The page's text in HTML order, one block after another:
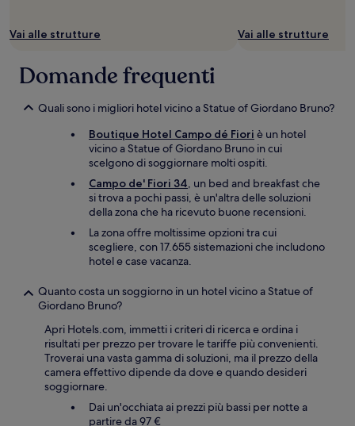
Vai alle strutture Vai alle strutture
Domande frequenti
Quali sono i migliori hotel vicino a Statue of Giordano Bruno?
Boutique Hotel Campo dé Fiori è un hotel
vicino a Statue of Giordano Bruno in cui
scelgono di soggiornare molti ospiti.
Campo de' Fiori 34, un bed and breakfast che
si trova a pochi passi, è un'altra delle soluzioni
della zona che ha ricevuto buone recensioni.
La zona offre moltissime opzioni tra cui
scegliere, con 17.655 sistemazioni che includono
hotel e case vacanza.
Quanto costa un soggiorno in un hotel vicino a Statue of
Giordano Bruno?
Apri Hotels.com, immetti i criteri di ricerca e ordina i
risultati per prezzo per trovare le tariffe più convenienti.
Troverai una vasta gamma di soluzioni, ma il prezzo della
camera effettivo dipende da dove e quando desideri
soggiornare.
Dai un'occhiata ai prezzi più bassi per notte a
partire da 97 €